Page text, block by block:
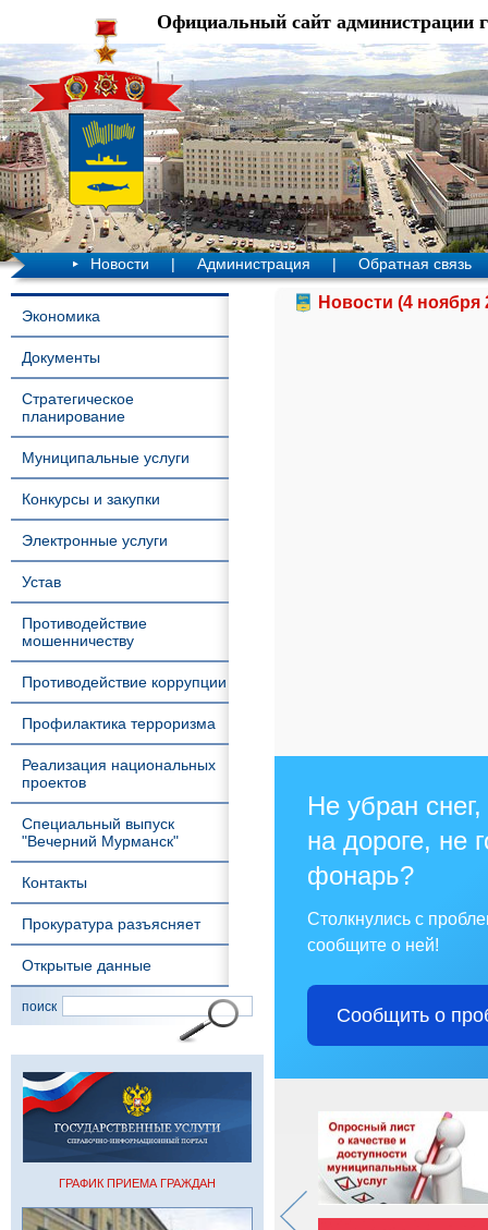
Официальный сайт администрации
Новости | Администрация | Обратная связь
Экономика
Документы
Стратегическое
планирование
Муниципальные услуги
Конкурсы и закупки
Электронные услуги
Устав
Противодействие
мошенничеству
Противодействие коррупции
Профилактика терроризма
Реализация национальных
проектов
Специальный выпуск
"Вечерний Мурманск"
Контакты
Прокуратура разъясняет
Открытые данные
поиск
ГРАФИК ПРИЕМА ГРАЖДАН
Новости (4 ноября
Не убран
на дороге, не
фонарь?
Столкнулись с
сообщите о ней!
Сообщить о